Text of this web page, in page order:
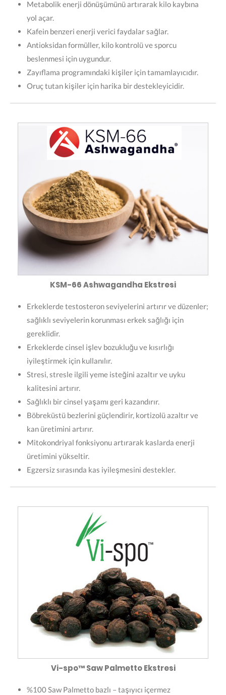
Metabolik enerji dönüşümünü artırarak kilo kaybına
yol açar.
Kafein benzeri enerji verici faydalar sağlar.
Antioksidan formüller, kilo kontrolü ve sporcu
beslenmesi için uygundur.
Zayıflama programındaki kişiler için tamamlayıcıdır.
Oruç tutan kişiler için harika bir destekleyicidir.
KSM-66 Ashwagandha Ekstresi
Erkeklerde testosteron seviyelerini artırır ve düzenler;
sağlıklı seviyelerin korunması erkek sağlığı için
gereklidir.
Erkeklerde cinsel işlev bozukluğu ve kısırlığı
iyileştirmek için kullanılır.
Stresi, stresle ilgili yeme isteğini azaltır ve uyku
kalitesini artırır.
Sağlıklı bir cinsel yaşamı geri kazandırır.
Böbreküstü bezlerini güçlendirir, kortizolü azaltır ve
kan üretimini artırır.
Mitokondriyal fonksiyonu artırarak kaslarda enerji
üretimini yükseltir.
Egzersiz sırasında kas iyileşmesini destekler.
Vi-spo™ Saw Palmetto Ekstresi
%100 Saw Palmetto bazlı – taşıyıcı içermez